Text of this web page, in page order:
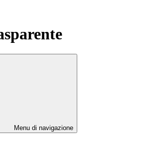
Menu di navigazione